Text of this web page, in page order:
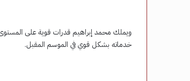
ويملك محمد إبراهيم قدرات قوية على المستوى
خدماته بشكل قوي في الموسم المقبل.